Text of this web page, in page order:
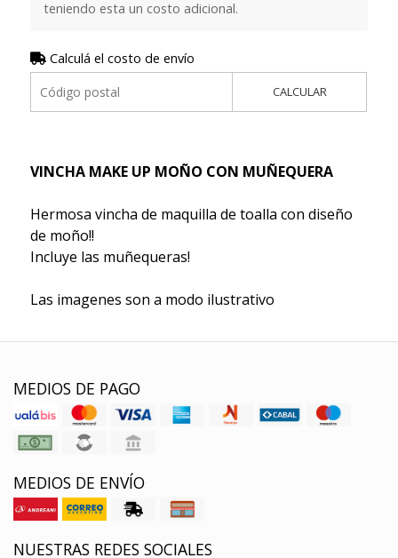
teniendo esta un costo adicional.
Calculá el costo de envío
CALCULAR
VINCHA MAKE UP MOÑO CON MUÑEQUERA
Hermosa vincha de maquilla de toalla con diseño
de moño!!
Incluye las muñequeras!
Las imagenes son a modo ilustrativo
MEDIOS DE PAGO
MEDIOS DE ENVÍO
NUESTRAS REDES SOCIALES